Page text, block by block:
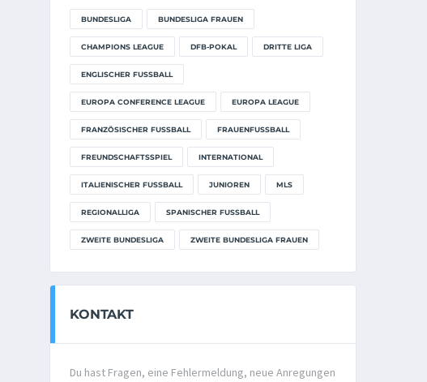
BUNDESLIGA BUNDESLIGA FRAUEN
CHAMPIONS LEAGUE DFB-POKAL DRITTE LIGA
ENGLISCHER FUSSBALL
EUROPA CONFERENCE LEAGUE EUROPA LEAGUE
FRANZÖSISCHER FUSSBALL FRAUENFUSSBALL
FREUNDSCHAFTSSPIEL INTERNATIONAL
ITALIENISCHER FUSSBALL JUNIOREN MLS
REGIONALLIGA SPANISCHER FUSSBALL
ZWEITE BUNDESLIGA ZWEITE BUNDESLIGA FRAUEN
KONTAKT
Du hast Fragen, eine Fehlermeldung, neue Anregungen